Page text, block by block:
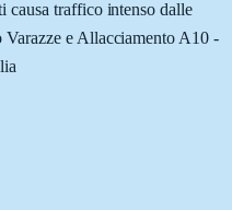
causa traffico intenso dalle
e Allacciamento A10 -